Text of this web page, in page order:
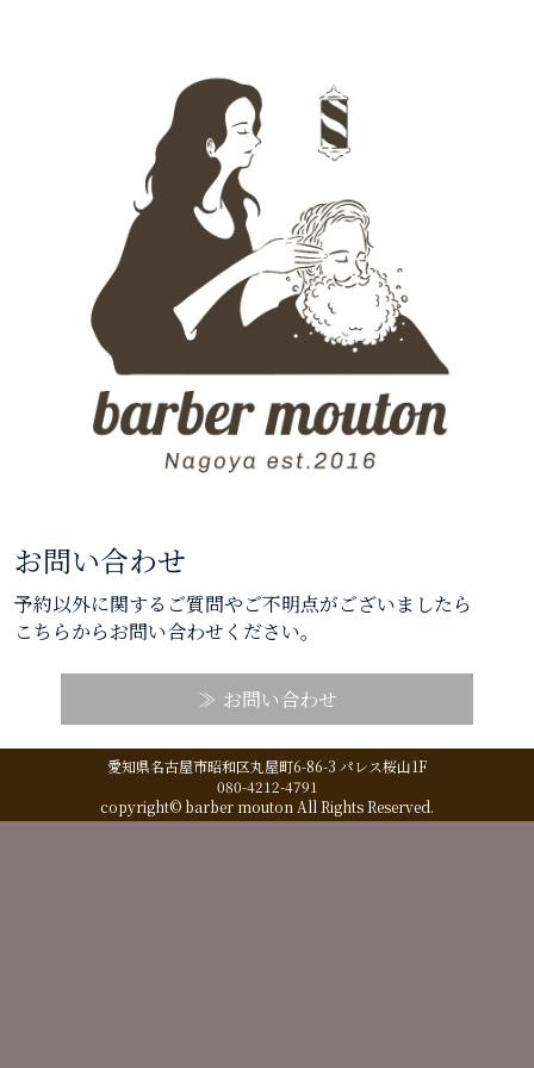
お問い合わせ
予約以外に関するご質問やご不明点がございましたら
こちらからお問い合わせください。
お問い合わせ
愛知県名古屋市昭和区丸屋町6-86-3 パレス桜山1F
080-4212-4791
copyright© barber mouton All Rights Reserved.